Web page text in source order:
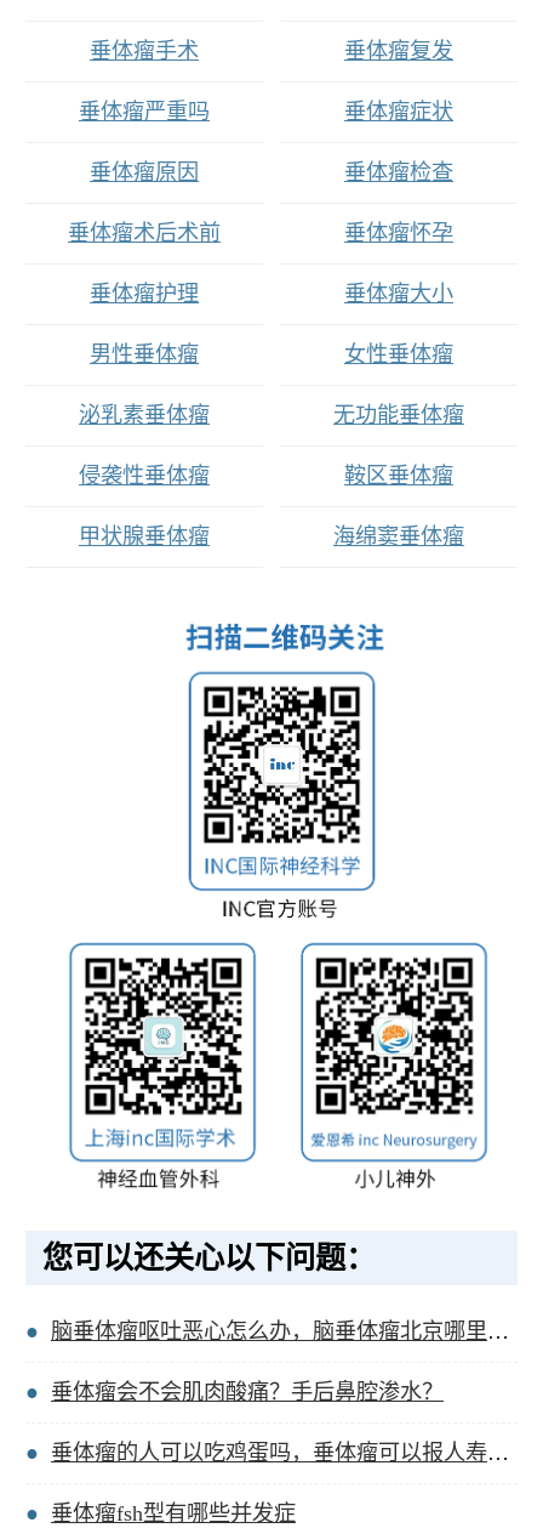
垂体瘤手术 垂体瘤复发
垂体瘤严重吗 垂体瘤症状
垂体瘤原因 垂体瘤检查
垂体瘤术后术前 垂体瘤怀孕
垂体瘤护理 垂体瘤大小
男性垂体瘤 女性垂体瘤
泌乳素垂体瘤 无功能垂体瘤
侵袭性垂体瘤 鞍区垂体瘤
甲状腺垂体瘤 海绵窦垂体瘤
您可以还关心以下问题：
脑垂体瘤呕吐恶心怎么办，脑垂体瘤北京哪里看的好？
垂体瘤会不会肌肉酸痛？手后鼻腔渗水？
垂体瘤的人可以吃鸡蛋吗，垂体瘤可以报人寿保险吗？
垂体瘤fsh型有哪些并发症